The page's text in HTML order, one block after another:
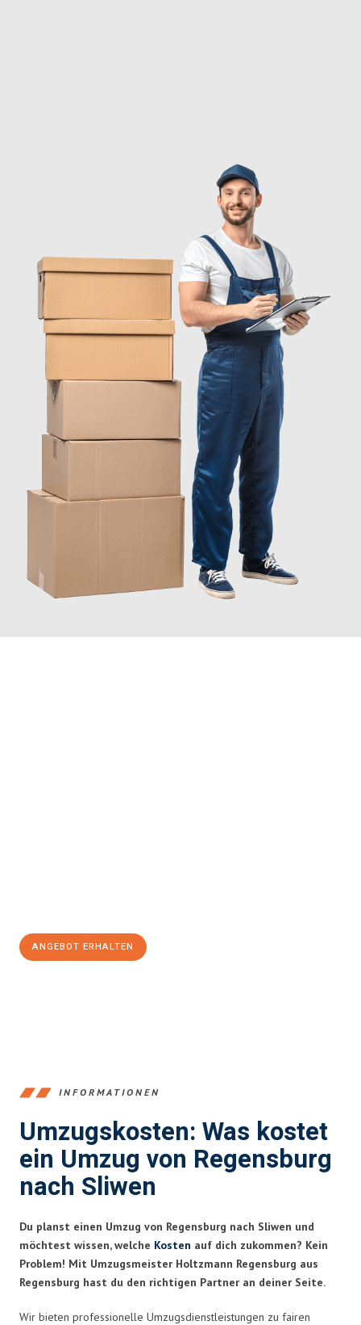
ANGEBOT ERHALTEN
INFORMATIONEN
Umzugskosten: Was kostet
ein Umzug von Regensburg
nach Sliwen
Du planst einen Umzug von Regensburg nach Sliwen und
möchtest wissen, welche Kosten auf dich zukommen? Kein
Problem! Mit Umzugsmeister Holtzmann Regensburg aus
Regensburg hast du den richtigen Partner an deiner Seite.
Wir bieten professionelle Umzugsdienstleistungen zu fairen